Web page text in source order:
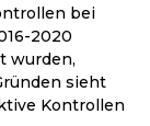
bei
2020
wurden,
sieht
Kontrollen